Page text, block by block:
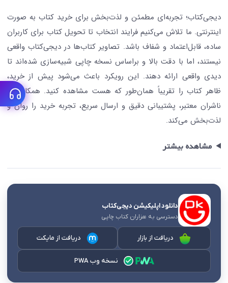
کتابیاب
دیجی‌کتاب؛ تجربه‌ای مطمئن و لذت‌بخش برای خرید کتاب به صورت
اینترنتی. ما تلاش می‌کنیم فرایند انتخاب تا تحویل کتاب برای کاربران
ساده، قابل‌اعتماد و شفاف باشد. تصاویر کتاب‌ها در دیجی‌کتاب واقعی
نیستند، اما با دقت بالا و براساس نسخه چاپی شبیه‌سازی شده‌اند تا
دیدی واقعی ارائه دهند. این رویکرد باعث می‌شود پیش از خرید،
ظاهر کتاب را تقریباً همان‌طور که هست مشاهده کنید. همکاری با
ناشران معتبر، پشتیبانی دقیق و ارسال سریع، تجربه خرید را روان و
لذت‌بخش می‌کند.
مشاهده بیشتر
دانلود اپلیکیشن دیجی‌کتاب
دسترسی به هزاران کتاب چاپی
دریافت از بازار دریافت از مایکت
نسخه وب PWA